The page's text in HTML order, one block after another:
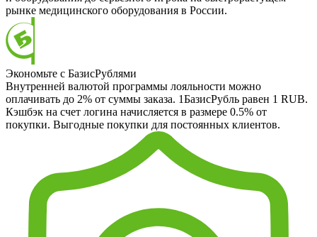
рынке медицинского оборудования в России.
Экономьте с БазисРублями
Внутренней валютой программы лояльности можно
оплачивать до 2% от суммы заказа. 1БазисРубль равен 1 RUB.
Кэшбэк на счет логина начисляется в размере 0.5% от
покупки. Выгодные покупки для постоянных клиентов.